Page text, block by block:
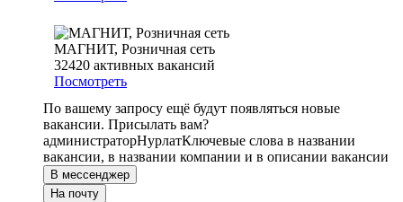
МАГНИТ, Розничная сеть
32420 активных вакансий
Посмотреть
По вашему запросу ещё будут появляться новые
вакансии. Присылать вам?
администраторНурлатКлючевые слова в названии
вакансии, в названии компании и в описании вакансии
В мессенджер
На почту